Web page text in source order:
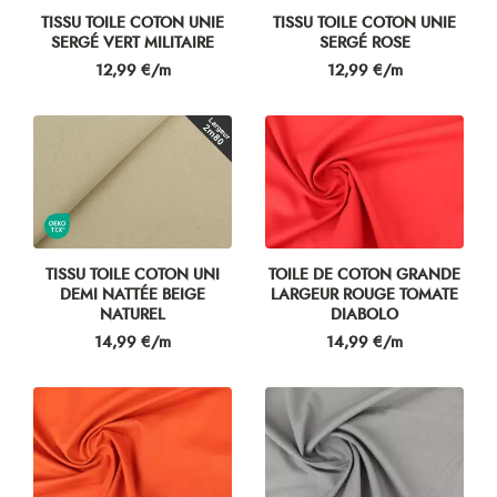
TISSU TOILE COTON UNIE
SERGÉ VERT MILITAIRE
Prix
12,99 €/m
TISSU TOILE COTON UNIE
SERGÉ ROSE
Prix
12,99 €/m
TISSU TOILE COTON UNI
DEMI NATTÉE BEIGE
NATUREL
Prix
14,99 €/m
TOILE DE COTON GRANDE
LARGEUR ROUGE TOMATE
DIABOLO
Prix
14,99 €/m